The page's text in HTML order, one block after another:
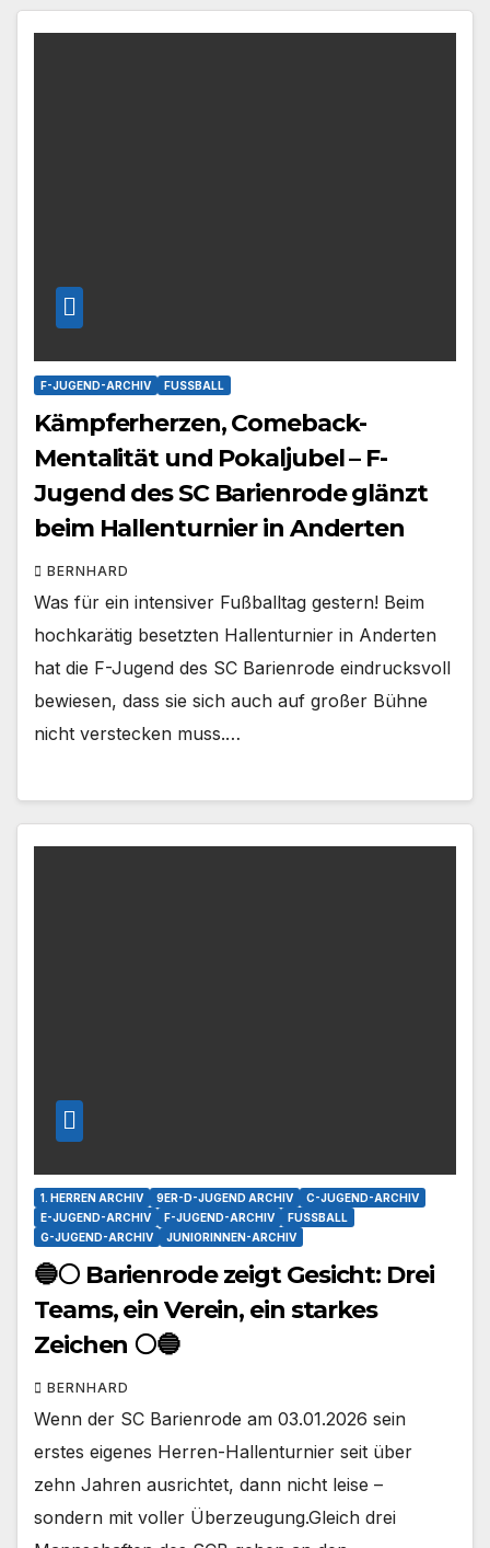
F-JUGEND-ARCHIV FUSSBALL
Kämpferherzen, Comeback-
Mentalität und Pokaljubel – F-
Jugend des SC Barienrode glänzt
beim Hallenturnier in Anderten
BERNHARD
Was für ein intensiver Fußballtag gestern! Beim
hochkarätig besetzten Hallenturnier in Anderten
hat die F-Jugend des SC Barienrode eindrucksvoll
bewiesen, dass sie sich auch auf großer Bühne
nicht verstecken muss.…
1. HERREN ARCHIV 9ER-D-JUGEND ARCHIV
C-JUGEND-ARCHIV
E-JUGEND-ARCHIV
F-JUGEND-ARCHIV
FUSSBALL
G-JUGEND-ARCHIV
JUNIORINNEN-ARCHIV
🔵⚪ Barienrode zeigt Gesicht: Drei
Teams, ein Verein, ein starkes
Zeichen ⚪🔵
BERNHARD
Wenn der SC Barienrode am 03.01.2026 sein
erstes eigenes Herren-Hallenturnier seit über
zehn Jahren ausrichtet, dann nicht leise –
sondern mit voller Überzeugung.Gleich drei